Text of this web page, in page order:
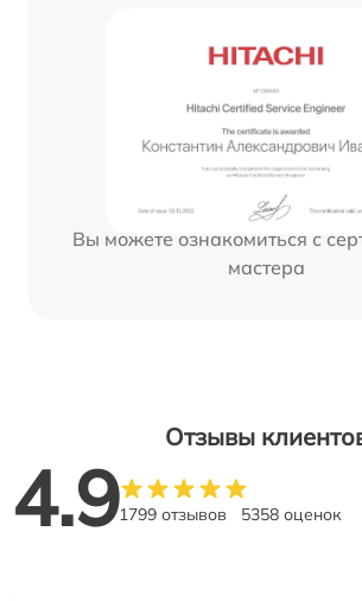
Вы можете ознакомиться с
мастера
Отзывы
4.91799 отзывов 5358 оценок